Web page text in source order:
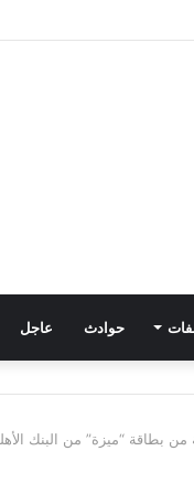
حوادث عاجل
بطاقة “ميزة” من البنك